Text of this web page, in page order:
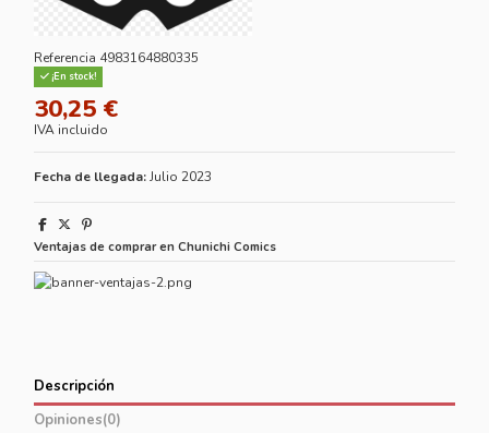
Referencia 4983164880335
¡En stock!
30,25 €
IVA incluido
Fecha de llegada:Julio 2023
Ventajas de comprar en Chunichi Comics
Descripción
Opiniones(0)